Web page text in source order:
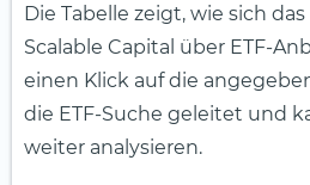
Die Tabelle zeigt, wie sich
Scalable Capital über ETF-
einen Klick auf die
die ETF-Suche geleitet und
weiter analysieren.